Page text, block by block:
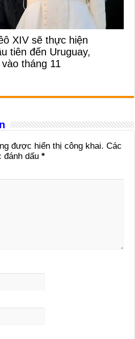
XIV sẽ thực hiện
tiên đến Uruguay,
tháng 11
được hiển thị công khai. Các
đánh dấu*